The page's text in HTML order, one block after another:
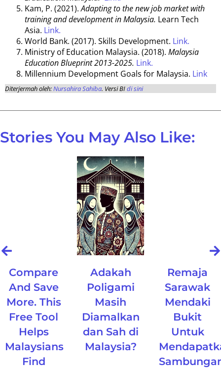
Kam, P. (2021).Adapting to the new job market with
training and development in Malaysia. Learn Tech
Asia. Link.
World Bank. (2017). Skills Development. Link.
Ministry of Education Malaysia. (2018). Malaysia
Education Blueprint 2013-2025. Link.
Millennium Development Goals for Malaysia. Link
Diterjermah oleh:Nursahira Sahiba. Versi BIdi sini
Stories You May Also Like:
Compare
And Save
More. This
Free Tool
Helps
Malaysians
Find
Adakah
Poligami
Masih
Diamalkan
dan Sah di
Malaysia?
Remaja
Sarawak
Mendaki
Bukit
Untuk